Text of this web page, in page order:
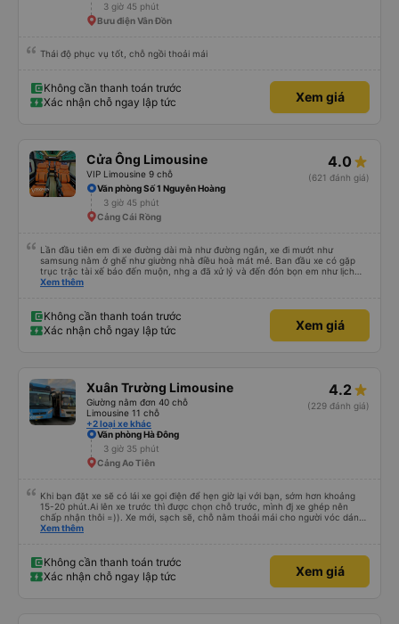
3 giờ 45 phút
Bưu điện Vân Đồn
Thái độ phục vụ tốt, chỗ ngồi thoải mái
Không cần thanh toán trước
Xác nhận chỗ ngay lập tức
Xem giá
Cửa Ông Limousine
VIP Limousine 9 chỗ
4.0
(621 đánh giá)
Văn phòng Số 1 Nguyễn Hoàng
3 giờ 45 phút
Cảng Cái Rồng
Lần đầu tiên em đi xe đường dài mà như đường ngắn, xe đi mướt như
samsung nằm ở ghế như giường nhà điều hoà mát mẻ. Ban đầu xe có gặp
trục trặc tài xế báo đến muộn, nhg a đã xử lý và đến đón bọn em như lịch
trên hệ thống. Anh tài xế Văn Sĩ quá vui tính và nhiệt tình, trời mưa gió đã
Xem thêm
Không cần thanh toán trước
Xác nhận chỗ ngay lập tức
Xem giá
Xuân Trường Limousine
Giường nằm đơn 40 chỗ
Limousine 11 chỗ
+2 loại xe khác
4.2
(229 đánh giá)
Văn phòng Hà Đông
3 giờ 35 phút
Cảng Ao Tiên
Khi bạn đặt xe sẽ có lái xe gọi điện để hẹn giờ lại với bạn, sớm hơn khoảng
15-20 phút.Ai lên xe trước thì được chọn chỗ trước, mình đj xe ghép nên
chấp nhận thôi =)). Xe mới, sạch sẽ, chỗ nằm thoải mái cho người vóc dáng
vừa ( ai m8 người thì hơi vướng víu xíu ha ). Hừm xe mới, điều hoà lạnh sâu
trong chuyến đi tỉnh dậy sương sương khoảng 2-3 lần nhưng vẫn ngủ ngon
(may béo nên dễ ngủ tỉnh là ngủ típ ). Nhà xe nên mắc cái rèm hay màn
nhựa ngăn cách khách với lái xe, ổm cho 2 bên. Nói chung mình rất có thiện
Xem thêm
Không cần thanh toán trước
Xác nhận chỗ ngay lập tức
Xem giá